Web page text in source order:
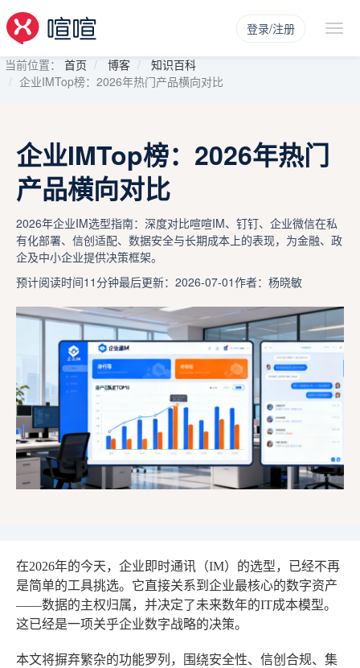
登录/注册
当前位置： 首页 博客
知识百科
企业IMTop榜：2026年热门产品横向对比
企业IMTop榜：2026年热门
产品横向对比
2026年企业IM选型指南：深度对比喧喧IM、钉钉、企业微信在私
有化部署、信创适配、数据安全与长期成本上的表现，为金融、政
企及中小企业提供决策框架。
预计阅读时间11分钟最后更新：2026-07-01作者：杨晓敏
在2026年的今天，企业即时通讯（IM）的选型，已经不再
是简单的工具挑选。它直接关系到企业最核心的数字资产
——数据的主权归属，并决定了未来数年的IT成本模型。
这已经是一项关乎企业数字战略的决策。
本文将摒弃繁杂的功能罗列，围绕安全性、信创合规、集